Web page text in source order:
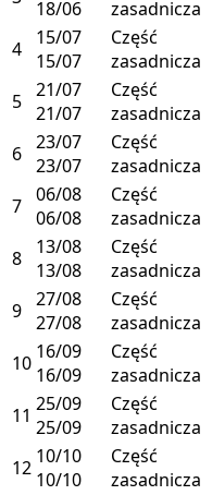
18/06
zasadnicza
4
15/07
15/07
Część
zasadnicza
5 21/07
21/07
Część
zasadnicza
6 23/07
23/07
Część
zasadnicza
7 06/08
06/08
Część
zasadnicza
8
13/08
13/08
Część
zasadnicza
9 27/08
27/08
Część
zasadnicza
10 16/09
16/09
Część
zasadnicza
11 25/09
25/09
Część
zasadnicza
12 10/10
10/10
Część
zasadnicza